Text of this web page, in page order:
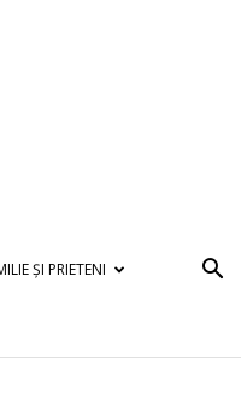
ȘI PRIETENI